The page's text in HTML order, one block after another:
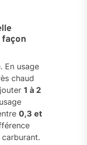
En usage
chaud
1 à 2
0,3 et